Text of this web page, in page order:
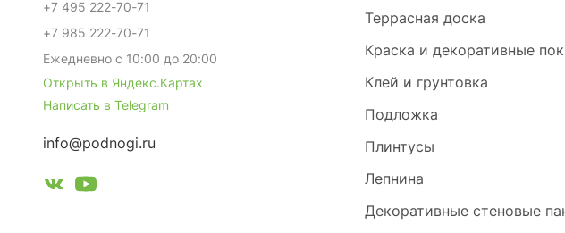
Террасная доска
Краска и декоративные
Клей и грунтовка
Подложка
Плинтусы
Лепнина
Декоративные стеновые
+7 495 222-70-71
+7 985 222-70-71
Ежедневно с 10:00 до 20:00
Открыть в Яндекс.Картах
Написать в Telegram
info@podnogi.ru